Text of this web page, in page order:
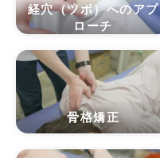
経穴（ツボ）へのアプ
ローチ
骨格矯正